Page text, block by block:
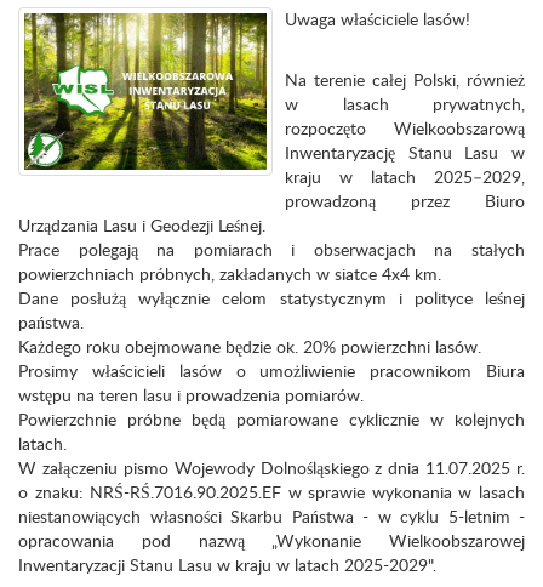
Uwaga właściciele lasów!
Na terenie całej Polski, również
w lasach prywatnych,
rozpoczęto Wielkoobszarową
Inwentaryzację Stanu Lasu w
kraju w latach 2025–2029,
prowadzoną przez Biuro
Urządzania Lasu i Geodezji Leśnej.
Prace polegają na pomiarach i obserwacjach na stałych
powierzchniach próbnych, zakładanych w siatce 4x4 km.
Dane posłużą wyłącznie celom statystycznym i polityce leśnej
państwa.
Każdego roku obejmowane będzie ok. 20% powierzchni lasów.
Prosimy właścicieli lasów o umożliwienie pracownikom Biura
wstępu na teren lasu i prowadzenia pomiarów.
Powierzchnie próbne będą pomiarowane cyklicznie w kolejnych
latach.
W załączeniu pismo Wojewody Dolnośląskiego z dnia 11.07.2025 r.
o znaku: NRŚ-RŚ.7016.90.2025.EF w sprawie wykonania w lasach
niestanowiących własności Skarbu Państwa - w cyklu 5-letnim -
opracowania pod nazwą „Wykonanie Wielkoobszarowej
Inwentaryzacji Stanu Lasu w kraju w latach 2025-2029".